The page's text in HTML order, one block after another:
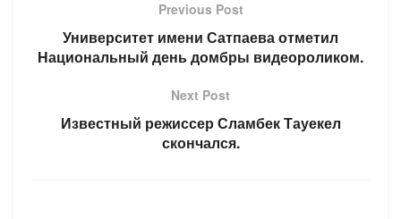
Previous Post
Университет имени Сатпаева отметил
Национальный день домбры видеороликом.
Next Post
Известный режиссер Сламбек Тауекел
скончался.